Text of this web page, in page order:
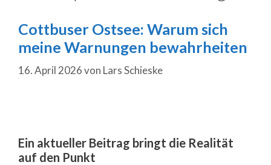
Cottbuser Ostsee: Warum sich
meine Warnungen bewahrheiten
16. April 2026von Lars Schieske
Ein aktueller Beitrag bringt die Realität
auf den Punkt